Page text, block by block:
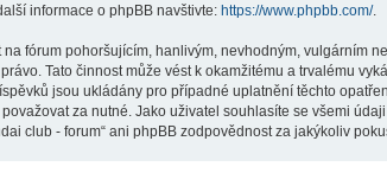
informace o phpBB navštivte: https://www.phpbb.com/.
fórum pohoršujícím, hanlivým, nevhodným, vulgárním
Tato činnost může vést k okamžitému a trvalému
jsou ukládány pro případné uplatnění těchto
za nutné. Jako uživatel souhlasíte se všemi
club - forum“ ani phpBB zodpovědnost za jakýkoliv